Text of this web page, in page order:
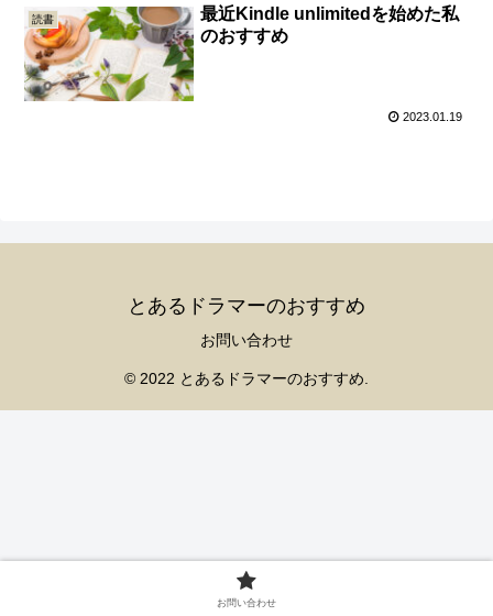
読書
最近Kindle unlimitedを始めた私
のおすすめ
2023.01.19
とあるドラマーのおすすめ
お問い合わせ
© 2022 とあるドラマーのおすすめ.
お問い合わせ